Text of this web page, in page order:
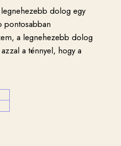
dolog egy
pontosabban
a legnehezebb dolog
a ténnyel, hogy a